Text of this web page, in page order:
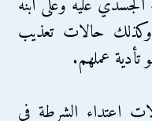
وكذلك حالات تعذيب
عملهم.
اعتداء الشرطة في